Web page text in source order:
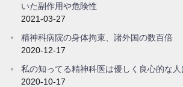
いた副作用や危険性
2021-03-27
精神科病院の身体拘束、諸外国の数百倍
2020-12-17
私の知ってる精神科医は優しく良心的な
2020-10-17